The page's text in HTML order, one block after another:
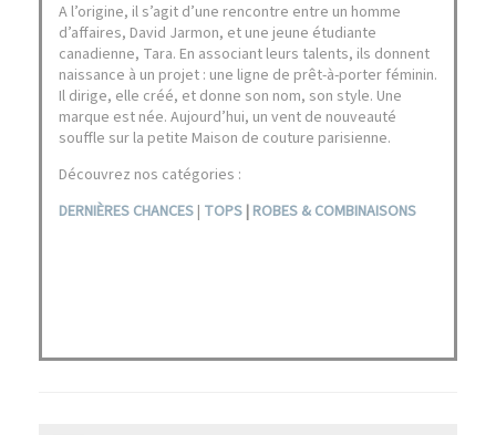
A l’origine, il s’agit d’une rencontre entre un homme
d’affaires, David Jarmon, et une jeune étudiante
canadienne, Tara. En associant leurs talents, ils donnent
naissance à un projet : une ligne de prêt-à-porter féminin.
Il dirige, elle créé, et donne son nom, son style. Une
marque est née. Aujourd’hui, un vent de nouveauté
souffle sur la petite Maison de couture parisienne.
Découvrez nos catégories :
DERNIÈRES CHANCES | TOPS | ROBES & COMBINAISONS